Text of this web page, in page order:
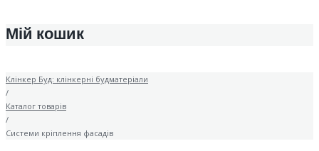
Мій кошик
Клінкер Буд: клінкерні будматеріали
/
Каталог товарів
/
Системи кріплення фасадів